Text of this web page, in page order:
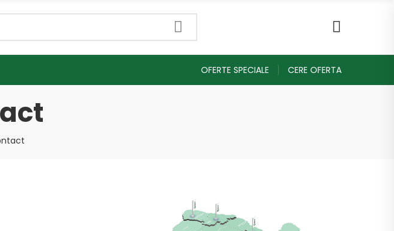
OFERTE SPECIALE CERE OFERTA